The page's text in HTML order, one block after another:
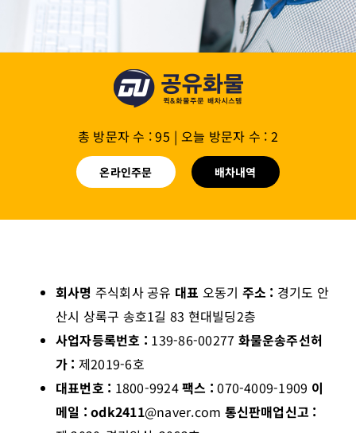
총 방문자 수 : 95 | 오늘 방문자 수 : 2
온라인주문 배차내역
회사명 주식회사 공유 대표 오동기 주소 : 경기도 안
산시 상록구 송호1길 83 현대빌딩2층
사업자등록번호 : 139-86-00277 화물운송주선허
가 : 제2019-6호
대표번호 : 1800-9924팩스 :070-4009-1909 이
메일 : odk2411@naver.com 통신판매업신고 :